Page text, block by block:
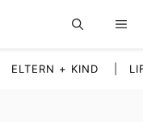
ELTERN + KIND